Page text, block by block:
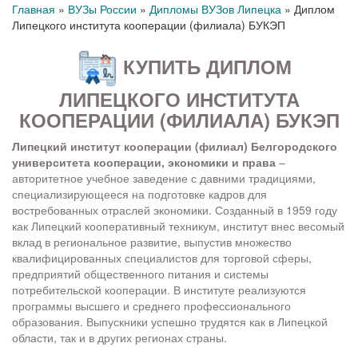
Главная » ВУЗы России » Дипломы ВУЗов Липецка » Диплом
Липецкого института кооперации (филиала) БУКЭП
КУПИТЬ ДИПЛОМ
ЛИПЕЦКОГО ИНСТИТУТА
КООПЕРАЦИИ (ФИЛИАЛА) БУКЭП
Липецкий институт кооперации (филиал) Белгородского
университета кооперации, экономики и права –
авторитетное учебное заведение с давними традициями,
специализирующееся на подготовке кадров для
востребованных отраслей экономики. Созданный в 1959 году
как Липецкий кооперативный техникум, институт внес весомый
вклад в региональное развитие, выпустив множество
квалифицированных специалистов для торговой сферы,
предприятий общественного питания и системы
потребительской кооперации. В институте реализуются
программы высшего и среднего профессионального
образования. Выпускники успешно трудятся как в Липецкой
области, так и в других регионах страны.